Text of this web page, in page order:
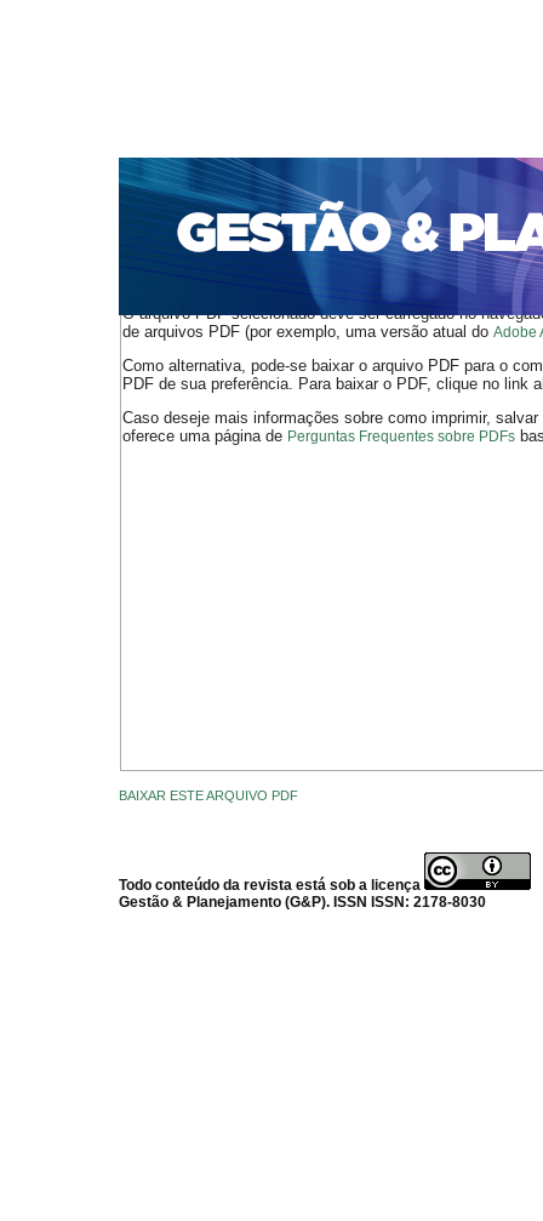
CAPA SOBRE ACESSO CADASTRO
PORTAL DE REVISTAS DA UNIFACS
SUBMISSÕES
PARA SUBMISSÃO DE ARTIGOS
TUTORIAL PARA
Capa Saraiva
O arquivo PDF selecionado deve ser carregado no
de arquivos PDF (por exemplo, uma versão atual do Adobe
Como alternativa, pode-se baixar o arquivo PDF para o
PDF de sua preferência. Para baixar o PDF, clique no link
Caso deseje mais informações sobre como imprimir,
oferece uma página de Perguntas Frequentes sobre PDFs
BAIXAR ESTE ARQUIVO PDF
Todo conteúdo da revista está sob a licença
Gestão & Planejamento (G&P). ISSN ISSN: 2178-8030